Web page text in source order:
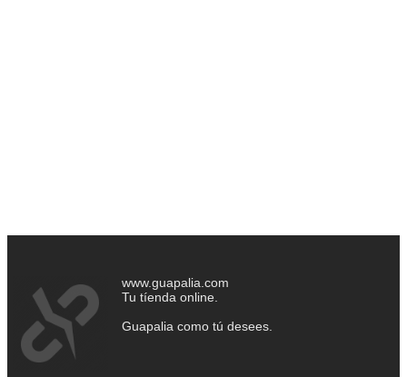
www.guapalia.com
Tu tíenda online.
Guapalia como tú desees.